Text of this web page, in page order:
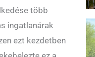
több
ingatlanárak
ezt kezdetben